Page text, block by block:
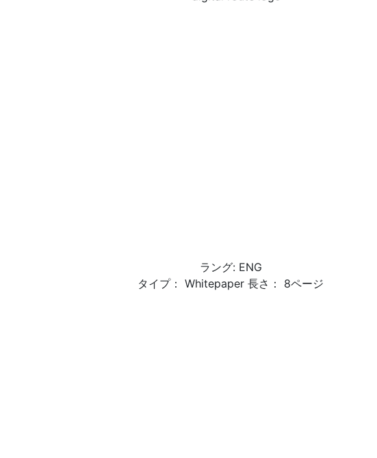
ラング: ENG
タイプ： Whitepaper 長さ： 8ページ